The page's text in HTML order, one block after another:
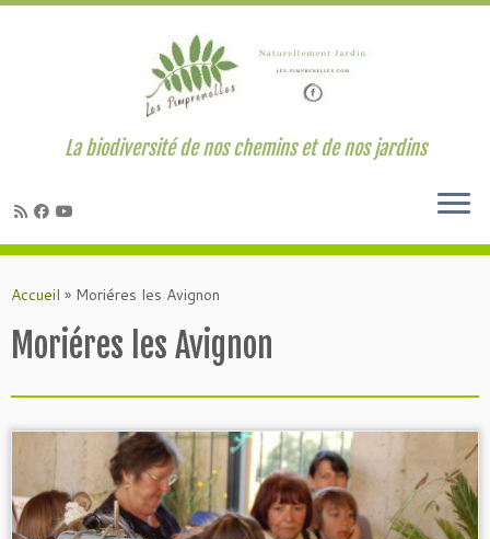
au
La biodiversité de nos chemins et de nos jardins
Accueil » Moriéres les Avignon
Moriéres les Avignon